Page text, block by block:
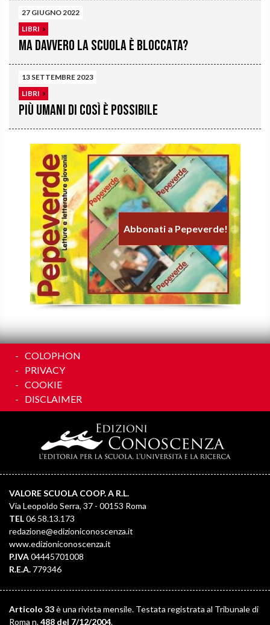
27 GIUGNO 2022
LIBRI
Ma davvero la Scuola è bloccata?
13 SETTEMBRE 2023
LIBRI
Più umani di così è possibile
Abbonati a Pepeverde!
COLOPHON
PRIVACY
COOKIE
DISCLAIMER
VALORE SCUOLA COOP. A R.L.
Via Leopoldo Serra, 37 - 00153 Roma
TEL06 58.13.173
redazione@edizioniconoscenza.it
www.edizioniconoscenza.it
P.IVA04445701008
R.E.A. 779346
Articolo 33è una rivista mensile. Testata registrata al Tribunale di
Roma n.488 del 7/12/2004.